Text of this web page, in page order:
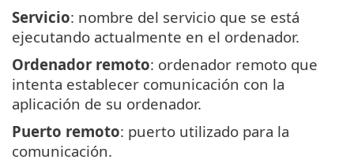
Servicio: nombre del servicio que se está
ejecutando actualmente en el ordenador.
Ordenador remoto: ordenador remoto que
intenta establecer comunicación con la
aplicación de su ordenador.
Puerto remoto: puerto utilizado para la
comunicación.